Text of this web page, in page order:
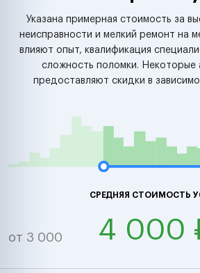
Указана примерная стоимость за
неисправности и мелкий ремонт на
влияют опыт, квалификация
сложность поломки. Некоторые
предоставляют скидки в
СРЕДНЯЯ СТОИМОСТЬ
от 3 000 4 000